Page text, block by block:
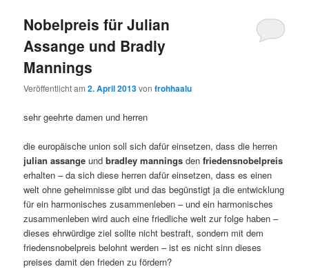
Nobelpreis für Julian
Assange und Bradly
Mannings
Veröffentlicht am2. April 2013vonfrohhaalu
sehr geehrte damen und herren
die europäische union soll sich dafür einsetzen, dass die herren
julian assange undbradley mannings denfriedensnobelpreis
erhalten – da sich diese herren dafür einsetzen, dass es einen
welt ohne geheimnisse gibt und das begünstigt ja die entwicklung
für ein harmonisches zusammenleben – und ein harmonisches
zusammenleben wird auch eine friedliche welt zur folge haben –
dieses ehrwürdige ziel sollte nicht bestraft, sondern mit dem
friedensnobelpreis belohnt werden – ist es nicht sinn dieses
preises damit den frieden zu fördern?